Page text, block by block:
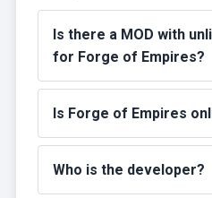
Is there a MOD with
for Forge of Empires?
Is Forge of Empires
Who is the developer?